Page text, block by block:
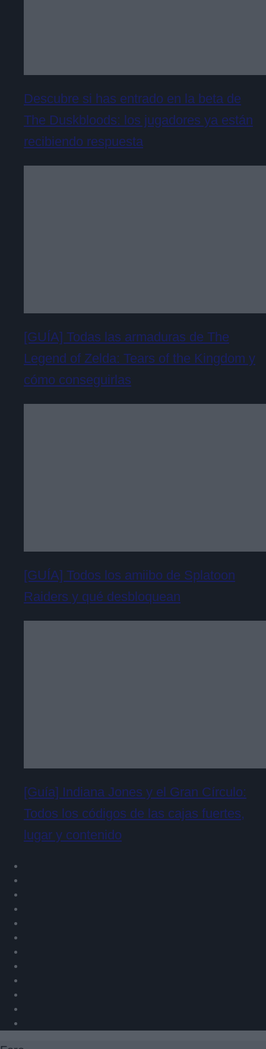
Descubre si has entrado en la beta de
The Duskbloods: los jugadores ya están
recibiendo respuesta
[GUÍA] Todas las armaduras de The
Legend of Zelda: Tears of the Kingdom y
cómo conseguirlas
[GUÍA] Todos los amiibo de Splatoon
Raiders y qué desbloquean
[Guía] Indiana Jones y el Gran Círculo:
Todos los códigos de las cajas fuertes,
lugar y contenido